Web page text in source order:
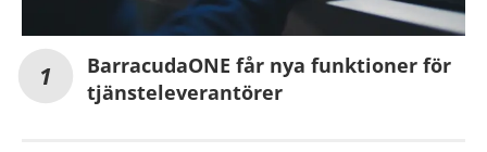
BarracudaONE får nya funktioner för
tjänsteleverantörer